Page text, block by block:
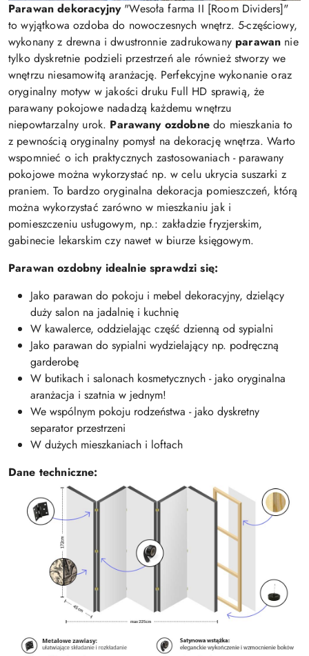
Parawan dekoracyjny"Wesoła farma II [Room Dividers]"
to wyjątkowa ozdoba do nowoczesnych wnętrz. 5-częściowy,
wykonany z drewna i dwustronnie zadrukowany parawan nie
tylko dyskretnie podzieli przestrzeń ale również stworzy we
wnętrzu niesamowitą aranżację. Perfekcyjne wykonanie oraz
oryginalny motyw w jakości druku Full HD sprawią, że
parawany pokojowe nadadzą każdemu wnętrzu
niepowtarzalny urok. Parawany ozdobnedo mieszkania to
z pewnością oryginalny pomysł na dekorację wnętrza. Warto
wspomnieć o ich praktycznych zastosowaniach - parawany
pokojowe można wykorzystać np. w celu ukrycia suszarki z
praniem. To bardzo oryginalna dekoracja pomieszczeń, którą
można wykorzystać zarówno w mieszkaniu jak i
pomieszczeniu usługowym, np.: zakładzie fryzjerskim,
gabinecie lekarskim czy nawet w biurze księgowym.
Parawan ozdobny idealnie sprawdzi się:
Jako parawan do pokoju i mebel dekoracyjny, dzielący
duży salon na jadalnię i kuchnię
W kawalerce, oddzielając część dzienną od sypialni
Jako parawan do sypialni wydzielający np. podręczną
garderobę
W butikach i salonach kosmetycznych - jako oryginalna
aranżacja i szatnia w jednym!
We wspólnym pokoju rodzeństwa - jako dyskretny
separator przestrzeni
W dużych mieszkaniach i loftach
Dane techniczne: